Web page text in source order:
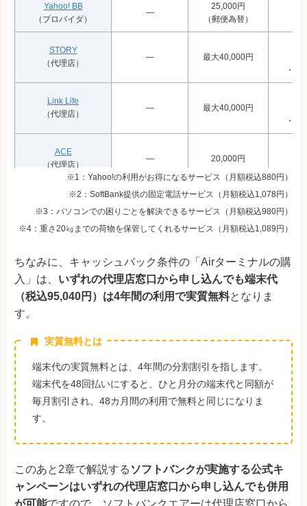
Yahoo! BB
（プロバイダ）
―
25,000円
（郵便為替）
STORY
（代理店）
― 最大40,000円
・初
Link Life
（代理店）
― 最大40,000円
・初
ACE
（代理店）
― 20,000円
エフプレイン
（代理店）
Wiz
エージェント
（代理店）
― 終了
ゼロプラス
（代理店）
Human Relations
（代理店）
― 終了
（代理店）
― 終了
エンジン
※1：Yahoo!の利用がお得になるサービス（月額税込880円）
※2：SoftBank提供の固定電話サービス（月額税込1,078円）
※3：パソコンでの困りごとを解決できるサービス（月額税込980円）
※4：重さ20㎏までの荷物を保管してくれるサービス（月額税込1,089円）
ちなみに、キャッシュバック条件の「Airターミナルの購
入」は、 いずれの代理店窓口から申し込んでも端末代
（税込95,040円）は4年間の利用で実質無料となりま
す。
実質無料とは
端末代の実質無料とは、4年間の分割割引を指します。
端末代を48回払いにすると、ひと月分の端末代と同額が
毎月割引され、48カ月間の利用で無料と同じになりま
す。
このあと2章で解説する ソフトバンクが実施する公式キ
ャンペーンはいずれの代理店窓口から申し込んでも併用
が可能ですので、ソフトバンクエアーは代理店窓口から